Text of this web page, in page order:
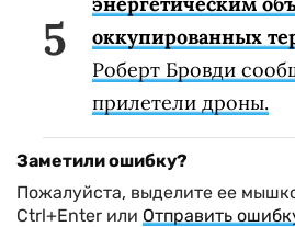
оккупированных
Роберт Бровди
прилетели дроны.
Заметили ошибку?
Пожалуйста, выделите ее
Ctrl+Enter или Отправить